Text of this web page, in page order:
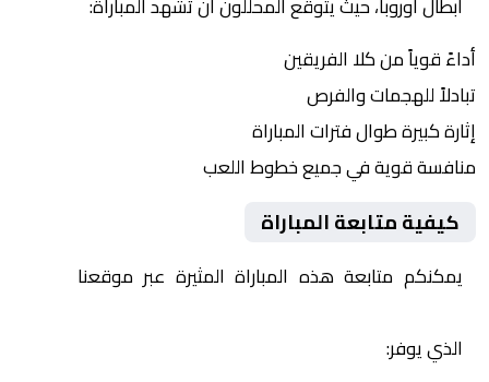
أداءً قوياً من كلا الفريقين
تبادلاً للهجمات والفرص
إثارة كبيرة طوال فترات المباراة
منافسة قوية في جميع خطوط اللعب
كيفية متابعة المباراة
يمكنكم متابعة هذه المباراة المثيرة عبر موقعنا
الذي يوفر: